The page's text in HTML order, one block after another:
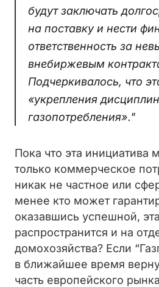
будут заключать
на поставку и нести
ответственность за
внебиржевым
Подчеркивалось, что
«укрепления
газопотребления»."
Пока что эта инициатива
только коммерческое
никак не частное или
менее кто может
оказавшись успешной,
распространится и на
домохозяйства? Если
в ближайшее время
часть европейского